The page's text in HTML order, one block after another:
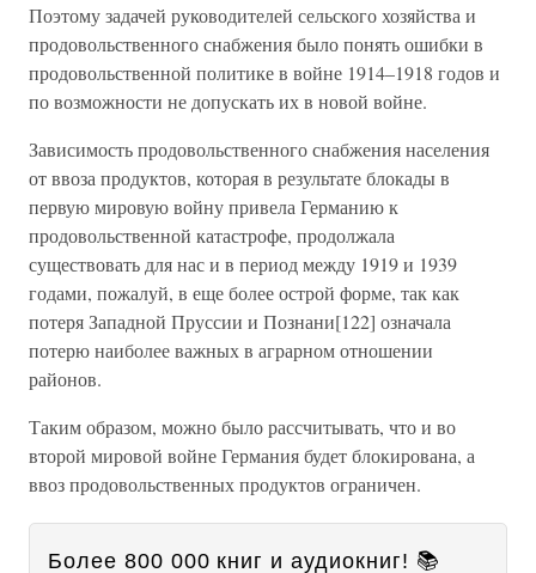
Поэтому задачей руководителей сельского хозяйства и
продовольственного снабжения было понять ошибки в
продовольственной политике в войне 1914–1918 годов и
по возможности не допускать их в новой войне.
Зависимость продовольственного снабжения населения
от ввоза продуктов, которая в результате блокады в
первую мировую войну привела Германию к
продовольственной катастрофе, продолжала
существовать для нас и в период между 1919 и 1939
годами, пожалуй, в еще более острой форме, так как
потеря Западной Пруссии и Познани[122] означала
потерю наиболее важных в аграрном отношении
районов.
Таким образом, можно было рассчитывать, что и во
второй мировой войне Германия будет блокирована, а
ввоз продовольственных продуктов ограничен.
Более 800 000 книг и аудиокниг! 📚